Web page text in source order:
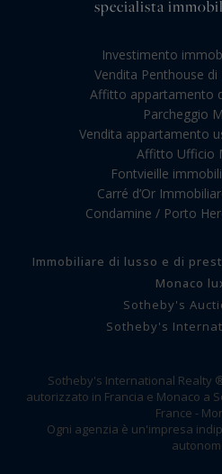
specialista
Investimento
Vendita Penthouse
Affitto appartamento
Parcheggio
Vendita appartamento
Affitto Ufficio
Fontvieille
Carré d’Or
Condamine / Porto
Immobiliare di lusso e di
Monaco
Sotheby's
Sotheby's
Sotheby's International Realty
autorizzato in Francia e Monaco a
France -
Ogni agenzia è un'impresa